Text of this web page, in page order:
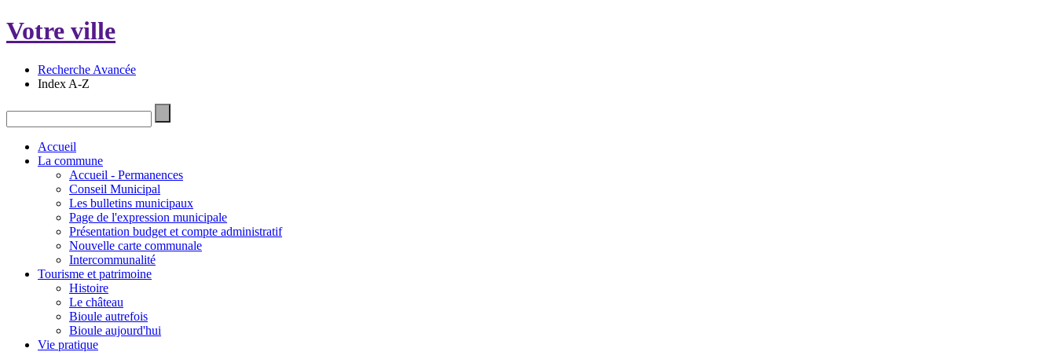
Votre ville
Recherche Avancée
Index A-Z
Accueil
La commune
Accueil - Permanences
Conseil Municipal
Les bulletins municipaux
Page de l'expression municipale
Présentation budget et compte administratif
Nouvelle carte communale
Intercommunalité
Tourisme et patrimoine
Histoire
Le château
Bioule autrefois
Bioule aujourd'hui
Vie pratique